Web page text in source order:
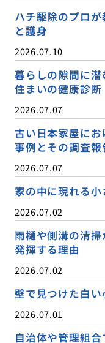
ハチ駆除のプロ
と護身
2026.07.10
暮らしの隙間に
住まいの健康診断
2026.07.07
古い日本家屋に
事例とその調査報
2026.07.07
家の中に現れる
2026.07.02
雨樋や側溝の清
発揮する理由
2026.07.02
壁で見つけた白
2026.07.01
自治体や管理組